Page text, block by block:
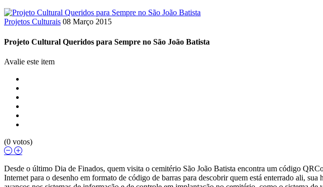
Projetos Culturais 08 Março 2015
Projeto Cultural Queridos para Sempre no São João Batista
Avalie este item
(0 votos)
Desde o último Dia de Finados, quem visita o cemitério São João Batista encontra um código
Internet para o desenho em formato de código de barras para descobrir quem está enterrado ali,